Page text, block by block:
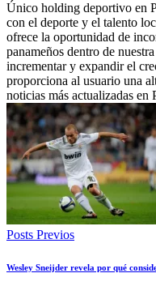
Único holding deportivo en
con el deporte y el talento
ofrece la oportunidad de
panameños dentro de
incrementar y expandir el
proporciona al usuario una
noticias más actualizadas en
Posts Previos
Wesley Sneijder revela por qué